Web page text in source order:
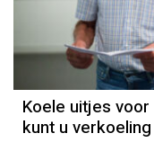
Koele uitjes
kunt u